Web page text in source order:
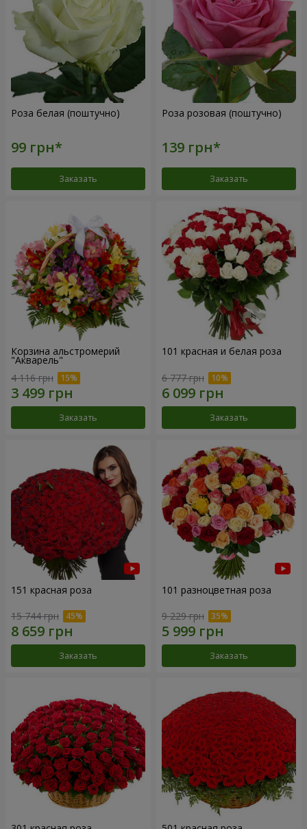
Роза белая (поштучно)
Заказать
Роза розовая (поштучно)
Заказать
Корзина альстромерий
"Акварель"
4 116 грн
Заказать
101 красная и белая роза
6 777 грн
Заказать
151 красная роза
15 744 грн
Заказать
101 разноцветная роза
9 229 грн
Заказать